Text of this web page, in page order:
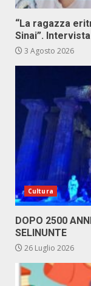
“La ragazza
Sinai”.
3 Agosto 2026
Cultura
DOPO 2500
SELINUNTE
26 Luglio 2026